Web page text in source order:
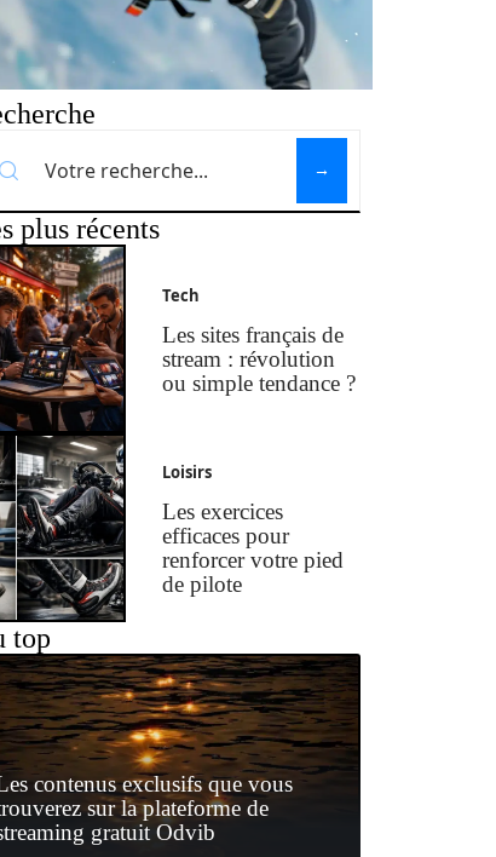
plus récents
Tech
Les sites français de
stream : révolution
ou simple tendance ?
Loisirs
Les exercices
efficaces pour
renforcer votre pied
de pilote
top
contenus exclusifs que vous
sur la plateforme de
gratuit Odvib